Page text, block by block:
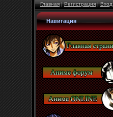
Главная|Регистрация|Вход
Навигация